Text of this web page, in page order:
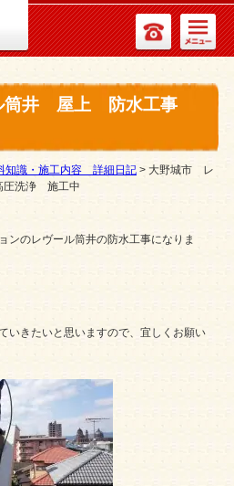
筒井 屋上 防水工事
知識・施工内容 詳細日記 > 大野城市 レ
圧洗浄 施工中
ンのレヴール筒井の防水工事になりま
いきたいと思いますので、宜しくお願い